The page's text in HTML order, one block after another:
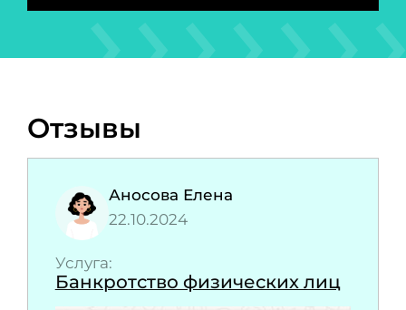
Отзывы
Аносова Елена
22.10.2024
Услуга:
Банкротство физических лиц